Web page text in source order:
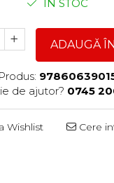
ÎN STOC
ADAUGĂ
de ajutor? 0745
Wishlist Cere